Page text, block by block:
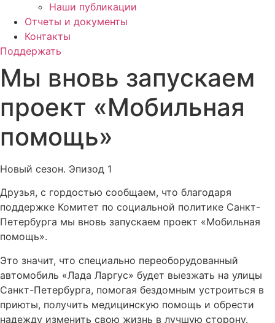
Наши публикации
Отчеты и документы
Контакты
Поддержать
Мы вновь запускаем
проект «Мобильная
помощь»
Новый сезон. Эпизод 1
Друзья, с гордостью сообщаем, что благодаря
поддержке Комитет по социальной политике Санкт-
Петербурга мы вновь запускаем проект «Мобильная
помощь».
Это значит, что специально переоборудованный
автомобиль «Лада Ларгус» будет выезжать на улицы
Санкт-Петербурга, помогая бездомным устроиться в
приюты, получить медицинскую помощь и обрести
надежду изменить свою жизнь в лучшую сторону.